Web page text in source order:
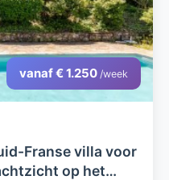
vanaf € 1.250 /week
Franse villa voor
op het